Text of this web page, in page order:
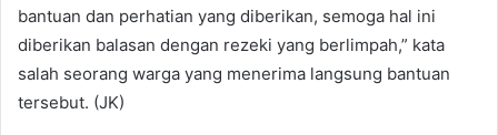
bantuan dan perhatian yang diberikan, semoga hal ini
diberikan balasan dengan rezeki yang berlimpah,” kata
salah seorang warga yang menerima langsung bantuan
tersebut. (JK)